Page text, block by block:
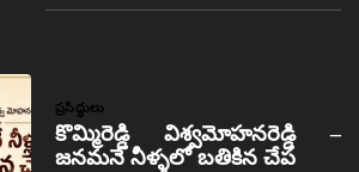
ప్రసిద్ధులు
కొమ్మిరెడ్డి విశ్వమోహనరెడ్డి –
జనమనే నీళ్ళలో బతికిన చేప